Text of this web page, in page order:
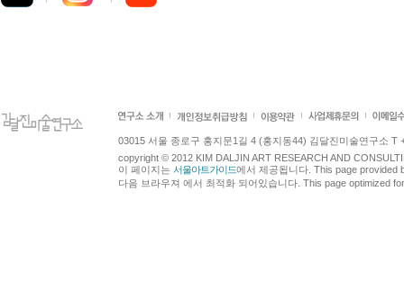
03015 서울 종로구 홍지문1길 4 (홍지동44) 김달진미술연구소 T
copyright © 2012 KIM DALJIN ART RESEARCH AND
이 페이지는 서울아트가이드에서 제공됩니다. This page provided
다음 브라우져 에서 최적화 되어있습니다. This page optimized